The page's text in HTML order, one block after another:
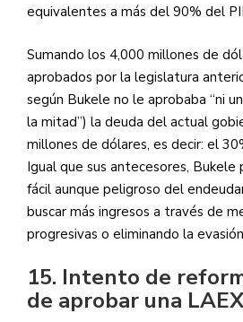
equivalentes a más del 90% del
Sumando los 4,000 millones de
aprobados por la legislatura
según Bukele no le aprobaba “ni
la mitad”) la deuda del actual
millones de dólares, es decir: el
Igual que sus antecesores, Bukele
fácil aunque peligroso del
buscar más ingresos a través de
progresivas o eliminando la
15. Intento de
de aprobar una LAEX